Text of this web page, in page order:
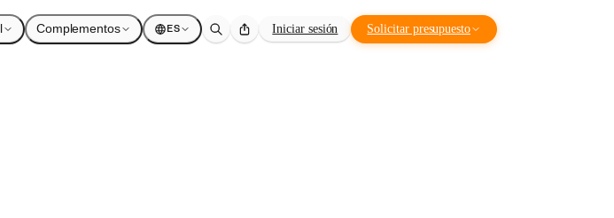
Complementos ES Iniciar sesión Solicitar presupuesto